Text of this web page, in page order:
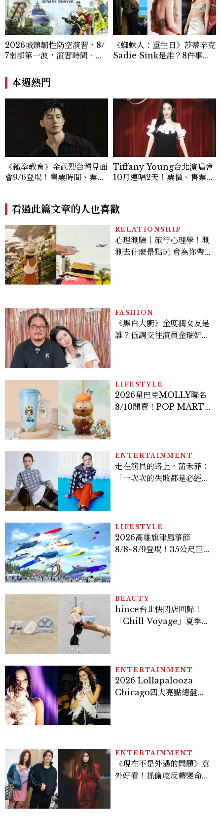
2026城鎮韌性防空演習，8/
7南部第一波，演習時間、可
《蜘蛛人：重生日》莎蒂辛克
Sadie Sink是誰？8件事認
本週熱門
《鐵拳教育》金武烈台灣見面
會9/6登場！售票時間、票
Tiffany Young台北演唱會
10月連唱2天！票價、售票時
看過此篇文章的人也喜歡
RELATIONSHIP
心理測驗｜旅行心理學！測
測去什麼景點玩 會為你帶來
FASHION
《黑白大廚》金度潤女友是
誰？低調交往演員金瑞妍、
LIFESTYLE
2026星巴克MOLLY聯名
8/10開賣！POP MART 6
ENTERTAINMENT
走在演員的路上，蒲禾菲：
「一次次的失敗都是必經過
LIFESTYLE
2026高雄旗津風箏節
8/8~8/9登場！35公尺巨大
BEAUTY
hince台北快閃店回歸！
「Chill Voyage」夏季限
ENTERTAINMENT
2026 Lollapalooza
Chicago四大亮點總盤
ENTERTAINMENT
《現在不是外遇的問題》意
外好看！抓偷吃反轉變命